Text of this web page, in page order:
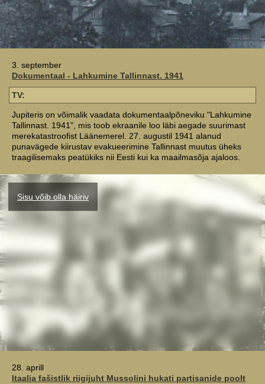
3. september
Dokumentaal - Lahkumine Tallinnast. 1941
TV:
Jupiteris on võimalik vaadata dokumentaalpõneviku "Lahkumine
Tallinnast. 1941", mis toob ekraanile loo läbi aegade suurimast
merekatastroofist Läänemerel. 27. augustil 1941 alanud
punavägede kiirustav evakueerimine Tallinnast muutus üheks
traagilisemaks peatükiks nii Eesti kui ka maailmasõja ajaloos.
Sisu võib olla häiriv
28. aprill
Itaalia fašistlik riigijuht Mussolini hukati partisanide poolt